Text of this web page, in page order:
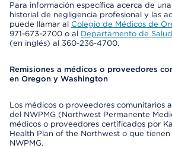
Para información específica acerca de
historial de negligencia profesional y las
puede llamar al Colegio de Médicos de
971-673-2700 o al Departamento de
(en inglés) al 360-236-4700.
Remisiones a médicos o proveedores
en Oregon y Washington
Los médicos o proveedores comunitarios
del NWPMG (Northwest Permanente
médicos o proveedores certificados por
Health Plan of the Northwest o que
NWPMG.